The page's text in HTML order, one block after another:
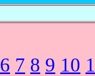
6 7 8 9 10